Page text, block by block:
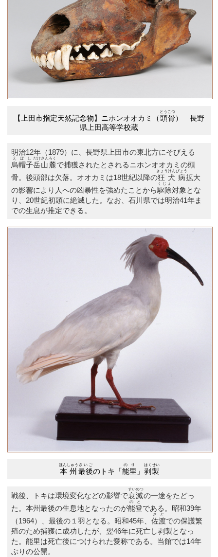
【上田市指定天然記念物】ニホンオオカミ（頭骨
とうこつ
） 長野
県上田高等学校蔵
明治12年（1879）に、長野県上田市の東北方にそびえる
烏帽子
えぼし
岳
だけ
山麓
さんろく
で捕獲されたとされるニホンオオカミの頭
骨。後頭部は欠落。オオカミは18世紀以降の狂犬病
きょうけんびょう
拡大
の影響により人への凶暴性を強めたことから駆除
くじょ
対象とな
り、20世紀初頭に絶滅した。なお、石川県では明治41年ま
での生息が推定できる。
本州
ほんしゅう
最後
さいご
のトキ「能里
のり
」 剥製
はくせい
戦後、トキは環境変化などの影響で衰滅
すいめつ
の一途をたどっ
た。本州最後の生息地となったのが能登
のと
である。昭和39年
（1964）、最後の１羽となる。昭和45年、 佐渡
さど
での保護繁
殖のため捕獲に成功したが、翌46年に死亡し剥製となっ
た。能里は死亡後につけられた愛称である。当館では14年
ぶりの公開。